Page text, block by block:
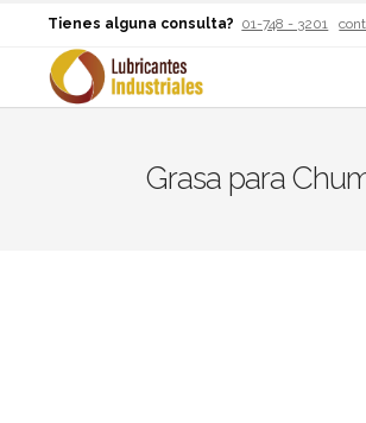
Tienes alguna consulta? 01-748 - 3201
Grasa para